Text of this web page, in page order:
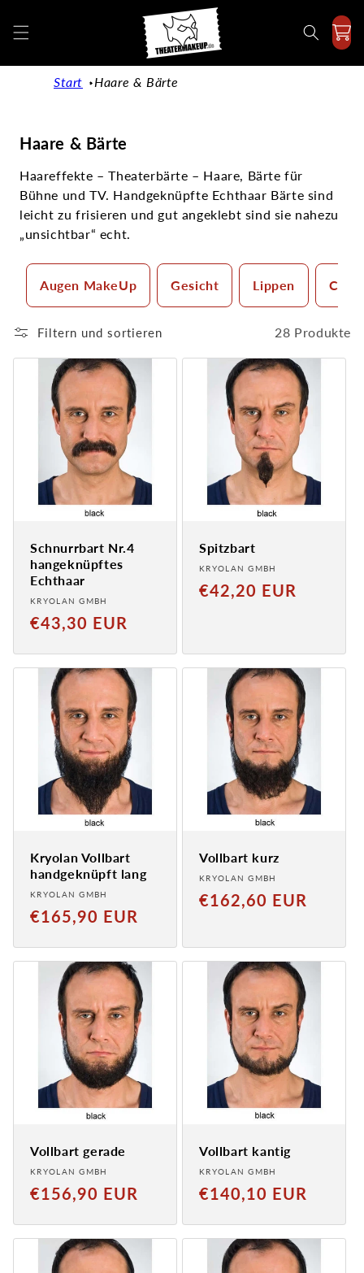
Inhalt
Start Haare & Bärte
K
t
e
o
e
:
Haare & Bärte
Haareffekte – Theaterbärte – Haare, Bärte für
Bühne und TV. Handgeknüpfte Echthaar Bärte sind
leicht zu frisieren und gut angeklebt sind sie nahezu
„unsichtbar“ echt.
Augen MakeUp Gesicht Lippen
Filtern und sortieren 28 Produkte
Schnurrbart Nr.4
hangeknüpftes
Echthaar
Anbieter:
KRYOLAN GMBH
Normaler
€43,30 EUR
Spitzbart
Anbieter:
KRYOLAN GMBH
Normaler
€42,20 EUR
Kryolan Vollbart
handgeknüpft lang
Anbieter:
KRYOLAN GMBH
Normaler
€165,90 EUR
Vollbart kurz
Anbieter:
KRYOLAN GMBH
Normaler
€162,60 EUR
Vollbart gerade
Anbieter:
KRYOLAN GMBH
Normaler
€156,90 EUR
Vollbart kantig
Anbieter:
KRYOLAN GMBH
Normaler
€140,10 EUR